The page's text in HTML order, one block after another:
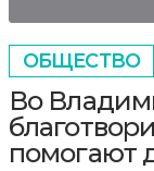
ОБЩЕСТВО
Во
помогают